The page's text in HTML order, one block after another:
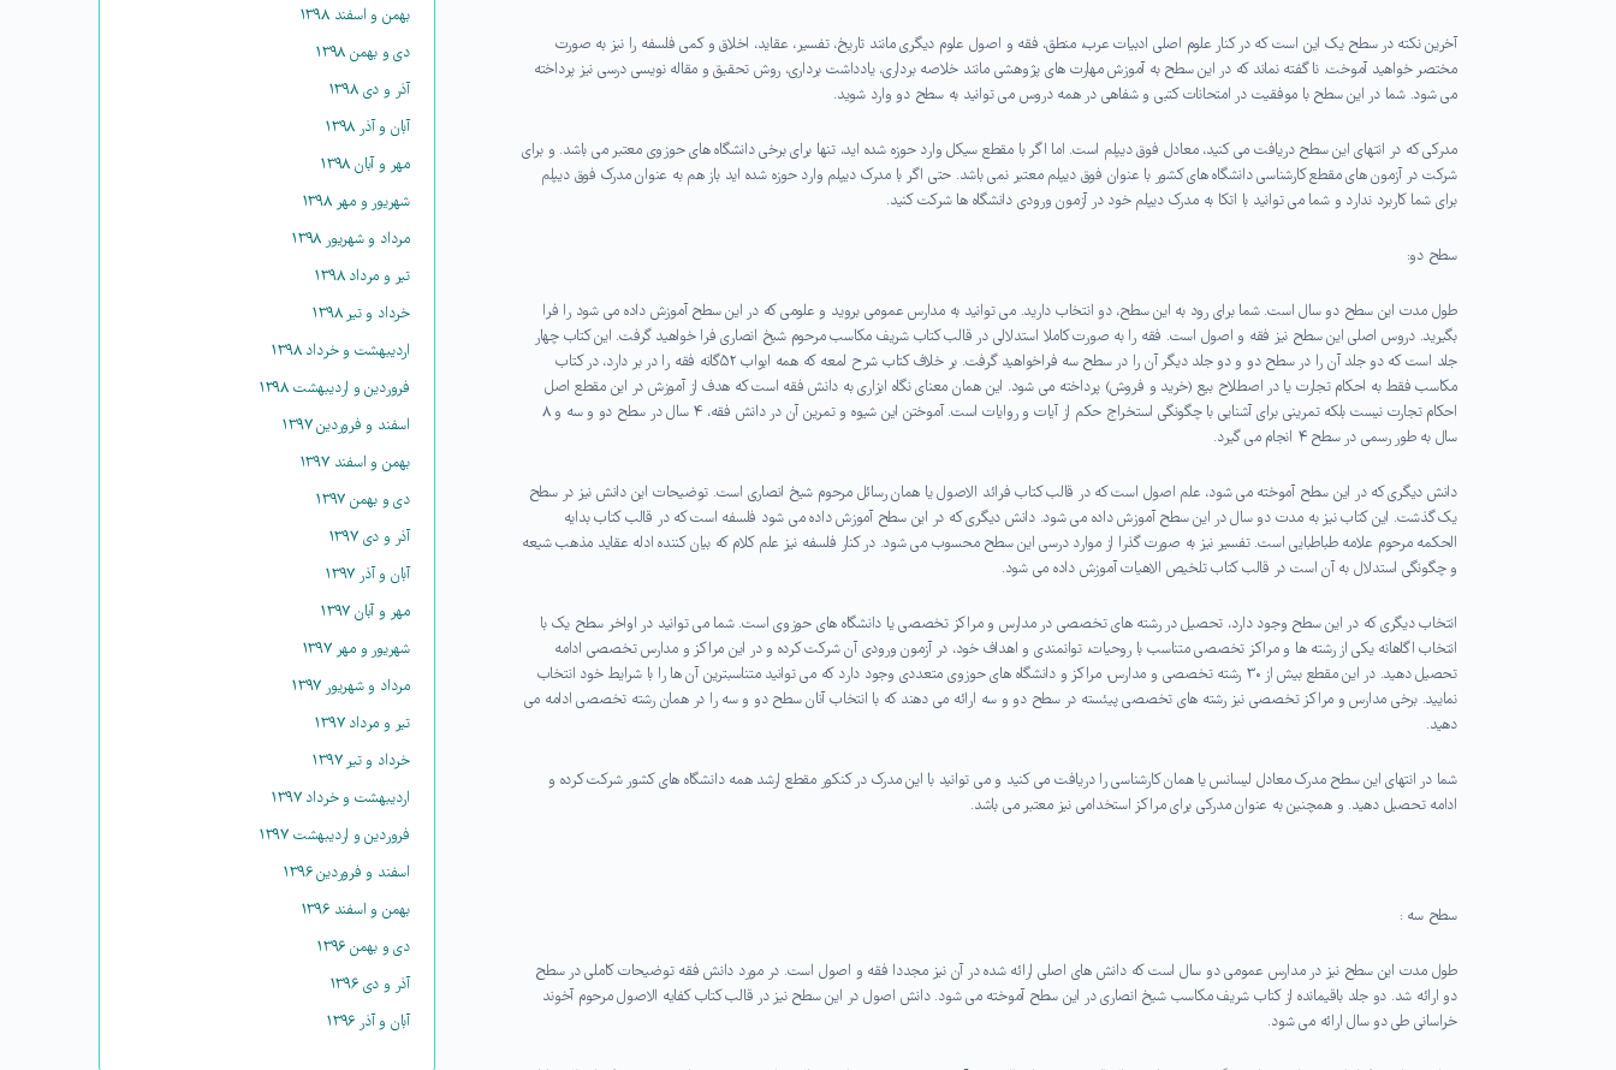
آخرین نکته در سطح یک این است که در کنار علوم اصلی ادبیات عرب، منطق، فقه و اصول علوم دیگری مانند تاریخ، تفسیر، عقاید، اخلاق و کمی فلسفه را نیز به صورت
مختصر خواهید آموخت. نا گفته نماند که در این سطح به آموزش مهارت های پژوهشی مانند خلاصه برداری، یادداشت برداری، روش تحقیق و مقاله نویسی درسی نیز پرداخته
می شود. شما در این سطح با موفقیت در امتحانات کتبی و شفاهی در همه دروس می توانید به سطح دو وارد شوید.
مدرکی که در انتهای این سطح دریافت می کنید، معادل فوق دیپلم است. اما اگر با مقطع سیکل وارد حوزه شده اید، تنها برای برخی دانشگاه های حوزوی معتبر می باشد. و برای
شرکت در آزمون های مقطع کارشناسی دانشگاه های کشور با عنوان فوق دیپلم معتبر نمی باشد. حتی اگر با مدرک دیپلم وارد حوزه شده اید باز هم به عنوان مدرک فوق دیپلم
برای شما کاربرد ندارد و شما می توانید با اتکا به مدرک دیپلم خود در آزمون ورودی دانشگاه ها شرکت کنید.
سطح دو:
طول مدت این سطح دو سال است. شما برای رود به این سطح، دو انتخاب دارید. می توانید به مدارس عمومی بروید و علومی که در این سطح آموزش داده می شود را فرا
بگیرید. دروس اصلی این سطح نیز فقه و اصول است. فقه را به صورت کاملا استدلالی در قالب کتاب شریف مکاسب مرحوم شیخ انصاری فرا خواهید گرفت. این کتاب چهار
جلد است که دو جلد آن را در سطح دو و دو جلد دیگر آن را در سطح سه فراخواهید گرفت. بر خلاف کتاب شرح لمعه که همه ابواب ۵۲گانه فقه را در بر دارد، در کتاب
مکاسب فقط به احکام تجارت یا در اصطلاح بیع (خرید و فروش) پرداخته می شود. این همان معنای نگاه ابزاری به دانش فقه است که هدف از آموزش در این مقطع اصل
احکام تجارت نیست بلکه تمرینی برای آشنایی با چگونگی استخراج حکم از آیات و روایات است. آموختن این شیوه و تمرین آن در دانش فقه، ۴ سال در سطح دو و سه و ۸
سال به طور رسمی در سطح ۴ انجام می گیرد.
دانش دیگری که در این سطح آموخته می شود، علم اصول است که در قالب کتاب فرائد الاصول یا همان رسائل مرحوم شیخ انصاری است. توضیحات این دانش نیز در سطح
یک گذشت. این کتاب نیز به مدت دو سال در این سطح آموزش داده می شود. دانش دیگری که در این سطح آموزش داده می شود فلسفه است که در قالب کتاب بدایه
الحکمه مرحوم علامه طباطبایی است. تفسیر نیز به صورت گذرا از موارد درسی این سطح محسوب می شود. در کنار فلسفه نیز علم کلام که بیان کننده ادله عقاید مذهب شیعه
و چگونگی استدلال به آن است در قالب کتاب تلخیص الاهیات آموزش داده می شود.
انتخاب دیگری که در این سطح وجود دارد، تحصیل در رشته های تخصصی در مدارس و مراکز تخصصی یا دانشگاه های حوزوی است. شما می توانید در اواخر سطح یک با
انتخاب اگاهانه یکی از رشته ها و مراکز تخصصی متناسب با روحیات، توانمندی و اهداف خود، در آزمون ورودی آن شرکت کرده و در این مراکز و مدارس تخصصی ادامه
تحصیل دهید. در این مقطع بیش از ۳۰ رشته تخصصی و مدارس، مراکز و دانشگاه های حوزوی متعددی وجود دارد که می توانید متناسبترین آن ها را با شرایط خود انتخاب
نمایید. برخی مدارس و مراکز تخصصی نیز رشته های تخصصی پیئسته در سطح دو و سه ارائه می دهند که با انتخاب آنان سطح دو و سه را در همان رشته تخصصی ادامه می
دهید.
شما در انتهای این سطح مدرک معادل لیسانس یا همان کارشناسی را دریافت می کنید و می توانید با این مدرک در کنکور مقطع ارشد همه دانشگاه های کشور شرکت کرده و
ادامه تحصیل دهید. و همچنین به عنوان مدرکی برای مراکز استخدامی نیز معتبر می باشد.
سطح سه :
طول مدت این سطح نیز در مدارس عمومی دو سال است که دانش های اصلی ارائه شده در آن نیز مجددا فقه و اصول است. در مورد دانش فقه توضیحات کاملی در سطح
دو ارائه شد. دو جلد باقیمانده از کتاب شریف مکاسب شیخ انصاری در این سطح آموخته می شود. دانش اصول در این سطح نیز در قالب کتاب کفایه الاصول مرحوم آخوند
خراسانی طی دو سال ارائه می شود.
بهمن و اسفند ۱۳۹۸
دی و بهمن ۱۳۹۸
آذر و دی ۱۳۹۸
آبان و آذر ۱۳۹۸
مهر و آبان ۱۳۹۸
شهریور و مهر ۱۳۹۸
مرداد و شهریور ۱۳۹۸
تیر و مرداد ۱۳۹۸
خرداد و تیر ۱۳۹۸
اردیبهشت و خرداد ۱۳۹۸
فروردین و اردیبهشت ۱۳۹۸
اسفند و فروردین ۱۳۹۷
بهمن و اسفند ۱۳۹۷
دی و بهمن ۱۳۹۷
آذر و دی ۱۳۹۷
آبان و آذر ۱۳۹۷
مهر و آبان ۱۳۹۷
شهریور و مهر ۱۳۹۷
مرداد و شهریور ۱۳۹۷
تیر و مرداد ۱۳۹۷
خرداد و تیر ۱۳۹۷
اردیبهشت و خرداد ۱۳۹۷
فروردین و اردیبهشت ۱۳۹۷
اسفند و فروردین ۱۳۹۶
بهمن و اسفند ۱۳۹۶
دی و بهمن ۱۳۹۶
آذر و دی ۱۳۹۶
آبان و آذر ۱۳۹۶